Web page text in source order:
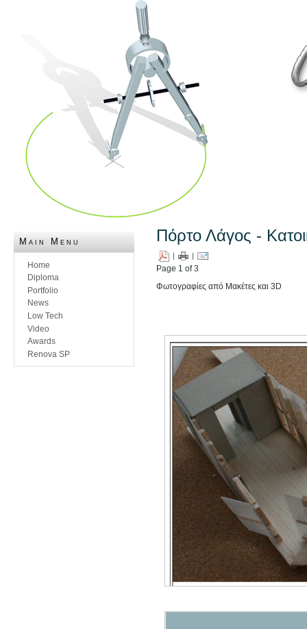
Main Menu
Home
Diploma
Portfolio
News
Low Tech
Video
Awards
Renova SP
Πόρτο Λάγος -
| |
Page 1 of 3
Φωτογραφίες από Μακέτες και 3D